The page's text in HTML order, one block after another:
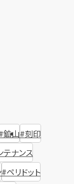
鉱山 刻印
テナンス
ペリドット